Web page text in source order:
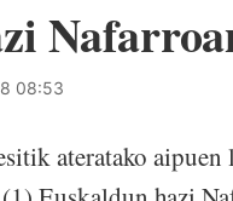
08:53
ateratako